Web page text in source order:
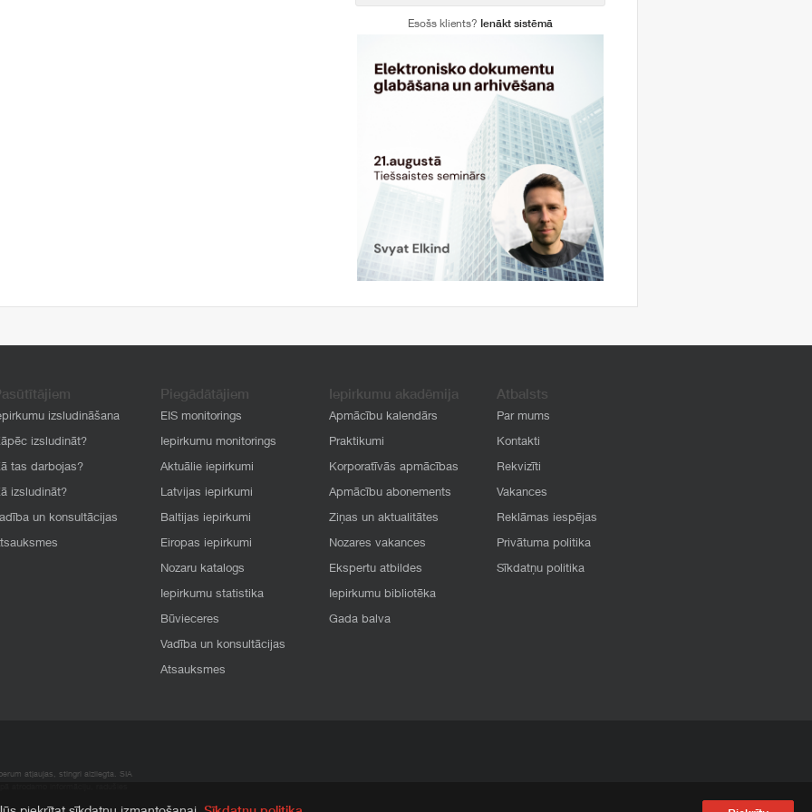
Esošs klients? Ienākt sistēmā
izsludināšana
izsludināt?
tas darbojas?
izsludināt?
un konsultācijas
Piegādātājiem
EIS monitorings
Iepirkumu monitorings
Aktuālie iepirkumi
Latvijas iepirkumi
Baltijas iepirkumi
Eiropas iepirkumi
Nozaru katalogs
Iepirkumu statistika
Būvieceres
Vadība un konsultācijas
Atsauksmes
Iepirkumu akadēmija
Apmācību kalendārs
Praktikumi
Korporatīvās apmācības
Apmācību abonements
Ziņas un aktualitātes
Nozares vakances
Ekspertu atbildes
Iepirkumu bibliotēka
Gada balva
Atbalsts
Par mums
Kontakti
Rekvizīti
Vakances
Reklāmas iespējas
Privātuma politika
Sīkdatņu politika
atļaujas, stingri aizliegta. SIA